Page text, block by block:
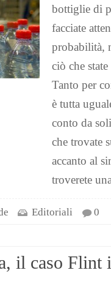
bottiglie di
facciate
probabilità,
ciò che
Tanto per
è tutta
conto da
che trovate
accanto al
troverete
Editoriali 0
il caso Flint